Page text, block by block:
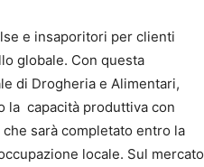
e insaporitori per clienti
globale. Con questa
di Drogheria e Alimentari,
la capacità produttiva con
sarà completato entro la
locale. Sul mercato